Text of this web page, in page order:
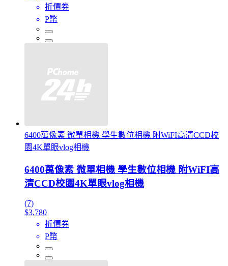
折價券
P幣
6400萬像素 微單相機 學生數位相機 附WiFI高清CCD校
園4K單眼vlog相機
6400萬像素 微單相機 學生數位相機 附WiFI高
清CCD校園4K單眼vlog相機
(7)
$3,780
折價券
P幣